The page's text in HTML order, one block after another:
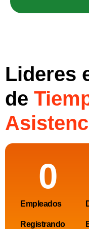
Lideres
de
Empleados
Registrando
0